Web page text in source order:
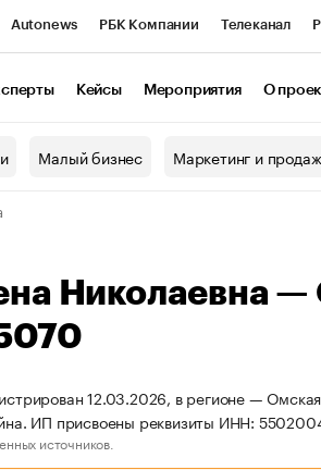
Autonews РБК Компании Телеканал
Кейсы Мероприятия О
Малый бизнес Маркетинг и
Николаевна
12.03.2026, в регионе —
ИП присвоены реквизиты ИНН:
источников.